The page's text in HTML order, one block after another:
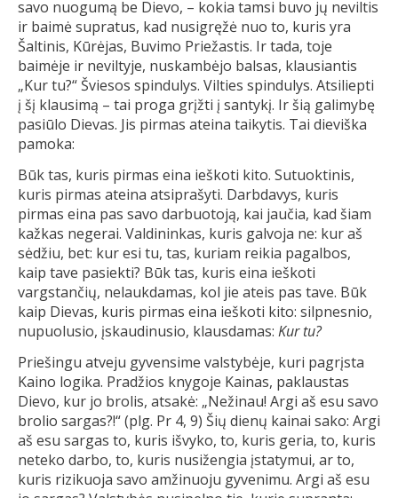
savo nuogumą be Dievo, – kokia tamsi buvo jų neviltis
ir baimė supratus, kad nusigręžė nuo to, kuris yra
Šaltinis, Kūrėjas, Buvimo Priežastis. Ir tada, toje
baimėje ir neviltyje, nuskambėjo balsas, klausiantis
„Kur tu?“ Šviesos spindulys. Vilties spindulys. Atsiliepti
į šį klausimą – tai proga grįžti į santykį. Ir šią galimybę
pasiūlo Dievas. Jis pirmas ateina taikytis. Tai dieviška
pamoka:
Būk tas, kuris pirmas eina ieškoti kito. Sutuoktinis,
kuris pirmas ateina atsiprašyti. Darbdavys, kuris
pirmas eina pas savo darbuotoją, kai jaučia, kad šiam
kažkas negerai. Valdininkas, kuris galvoja ne: kur aš
sėdžiu, bet: kur esi tu, tas, kuriam reikia pagalbos,
kaip tave pasiekti? Būk tas, kuris eina ieškoti
vargstančių, nelaukdamas, kol jie ateis pas tave. Būk
kaip Dievas, kuris pirmas eina ieškoti kito: silpnesnio,
nupuolusio, įskaudinusio, klausdamas: Kur tu?
Priešingu atveju gyvensime valstybėje, kuri pagrįsta
Kaino logika. Pradžios knygoje Kainas, paklaustas
Dievo, kur jo brolis, atsakė: „Nežinau! Argi aš esu savo
brolio sargas?!“ (plg. Pr 4, 9) Šių dienų kainai sako: Argi
aš esu sargas to, kuris išvyko, to, kuris geria, to, kuris
neteko darbo, to, kuris nusižengia įstatymui, ar to,
kuris rizikuoja savo amžinuoju gyvenimu. Argi aš esu